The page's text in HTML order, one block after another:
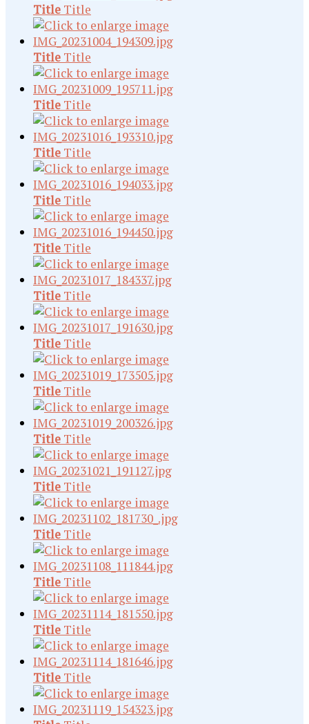
Title Title
Title Title
Title Title
Title Title
Title Title
Title Title
Title Title
Title Title
Title Title
Title Title
Title Title
Title Title
Title Title
Title Title
Title Title